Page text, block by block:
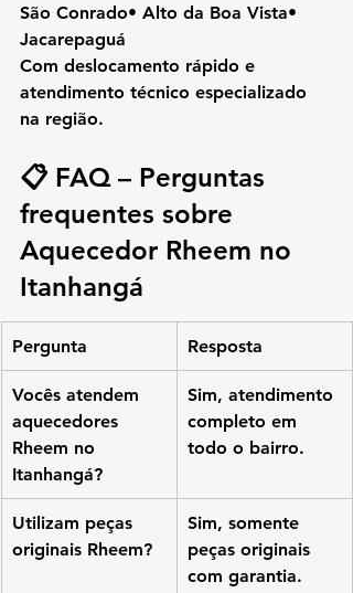
São Conrado• Alto da Boa Vista•
Jacarepaguá
Com deslocamento rápido e
atendimento técnico especializado
na região.
📋 FAQ – Perguntas
frequentes sobre
Aquecedor Rheem no
Itanhangá
Pergunta Resposta
Vocês atendem
aquecedores
Rheem no
Itanhangá?
Sim, atendimento
completo em
todo o bairro.
Utilizam peças
originais Rheem?
Sim, somente
peças originais
com garantia.